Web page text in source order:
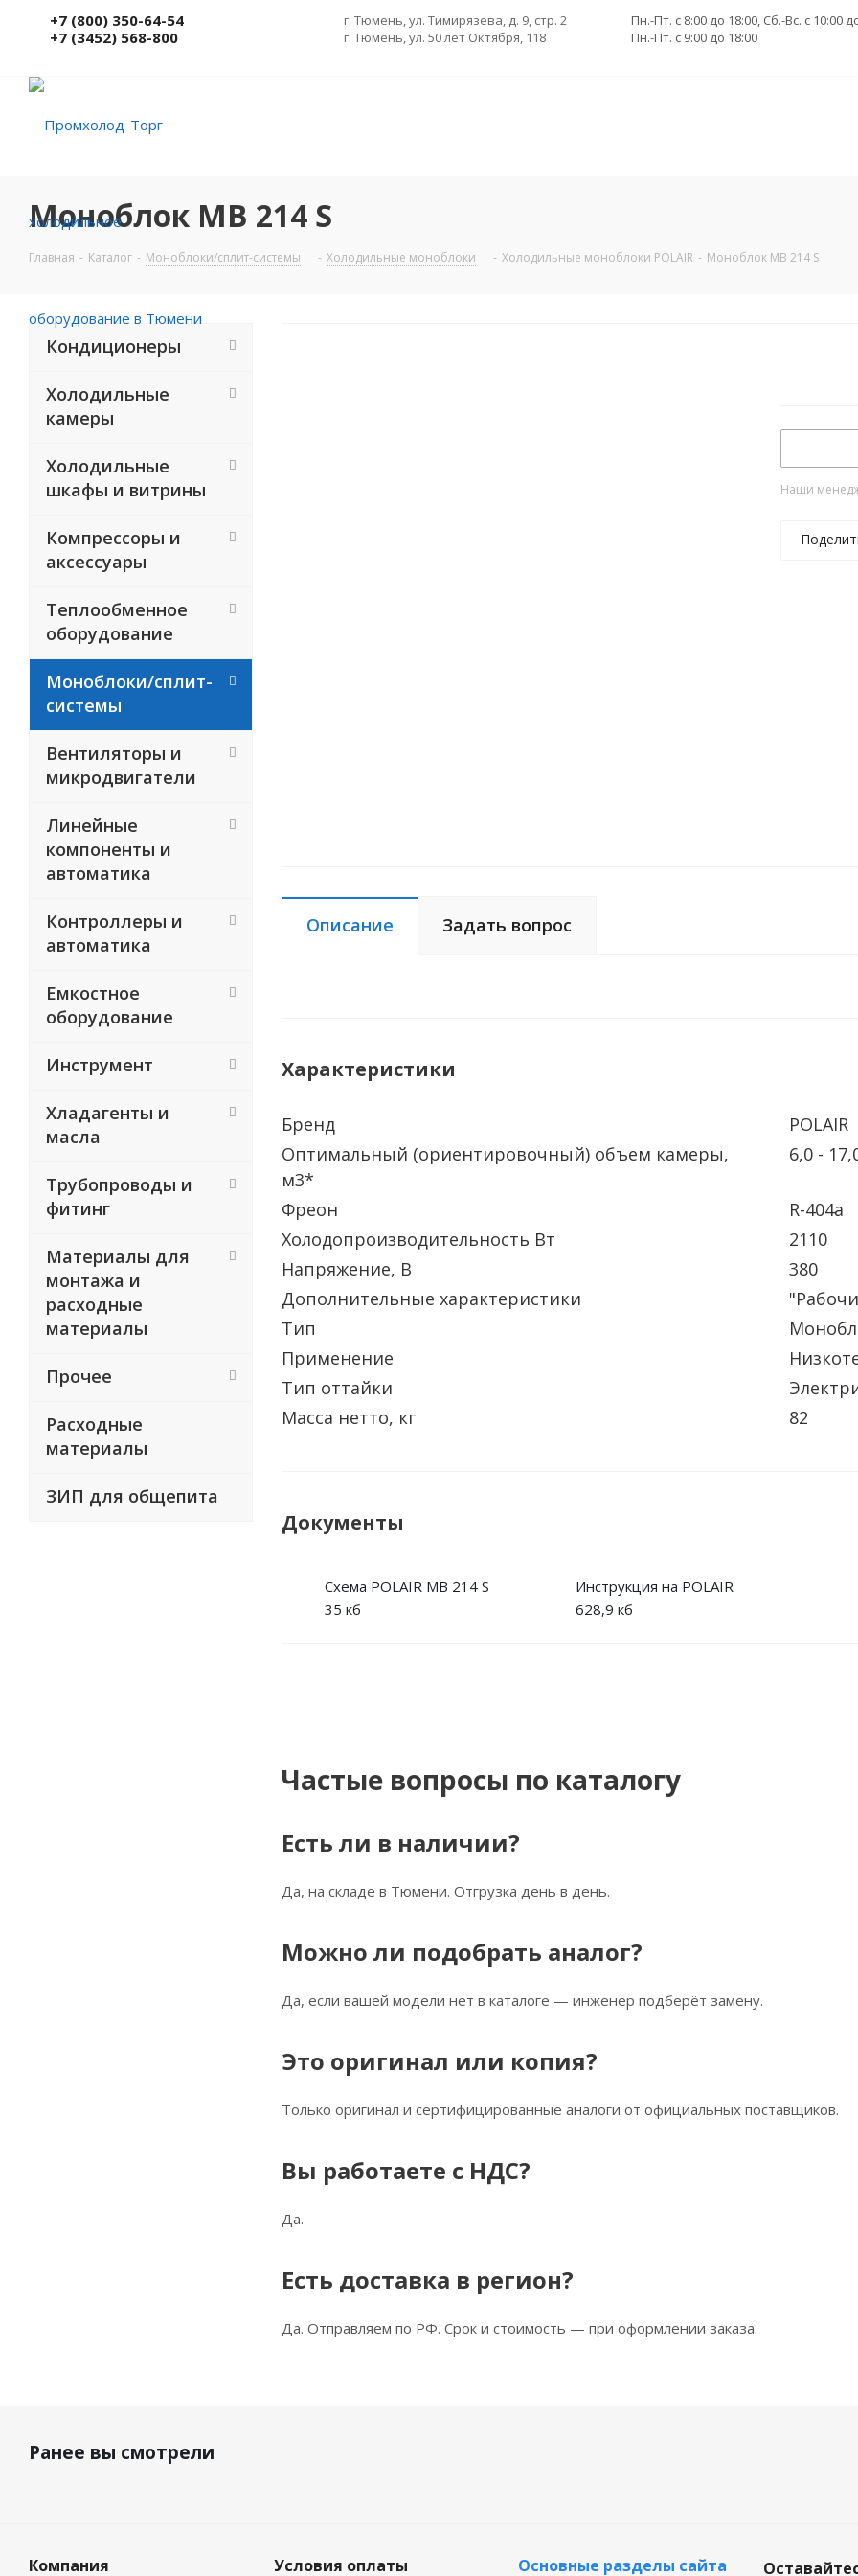
+7 (800) 350-64-54
+7 (3452) 568-800
г. Тюмень, ул. Тимирязева, д. 9, стр. 2
г. Тюмень, ул. 50 лет Октября, 118
Пн.-Пт. с 8:00 до 18:00, Сб.-Вс. с 10:00
Пн.-Пт. с 9:00 до 18:00
Моноблок MB 214 S
Главная - Каталог - Моноблоки/сплит-системы - Холодильные моноблоки - Холодильные моноблоки POLAIR - Моноблок MB 214 S
Наши
Описание Задать вопрос
Характеристики
Бренд
POLAIR
Оптимальный (ориентировочный) объем камеры,
м3*
6,0 -
Фреон
R-404a
Холодопроизводительность Вт
2110
Напряжение, В
380
Дополнительные характеристики
Тип
Применение
Тип оттайки
Масса нетто, кг
82
Документы
Схема POLAIR MB 214 S
35 кб
Инструкция на POLAIR
628,9 кб
Частые вопросы по каталогу
Есть ли в наличии?
Да, на складе в Тюмени. Отгрузка день в день.
Можно ли подобрать аналог?
Да, если вашей модели нет в каталоге — инженер подберёт замену.
Это оригинал или копия?
Только оригинал и сертифицированные аналоги от официальных поставщиков.
Вы работаете с НДС?
Да.
Есть доставка в регион?
Да. Отправляем по РФ. Срок и стоимость — при оформлении заказа.
Кондиционеры
Холодильные
камеры
Холодильные
шкафы и витрины
Компрессоры и
аксессуары
Теплообменное
оборудование
Моноблоки/сплит-
системы
Вентиляторы и
микродвигатели
Линейные
компоненты и
автоматика
Контроллеры и
автоматика
Емкостное
оборудование
Инструмент
Хладагенты и
масла
Трубопроводы и
фитинг
Материалы для
монтажа и
расходные
материалы
Прочее
Расходные
материалы
ЗИП для общепита
Ранее вы смотрели
Компания Условия оплаты Основные разделы сайта